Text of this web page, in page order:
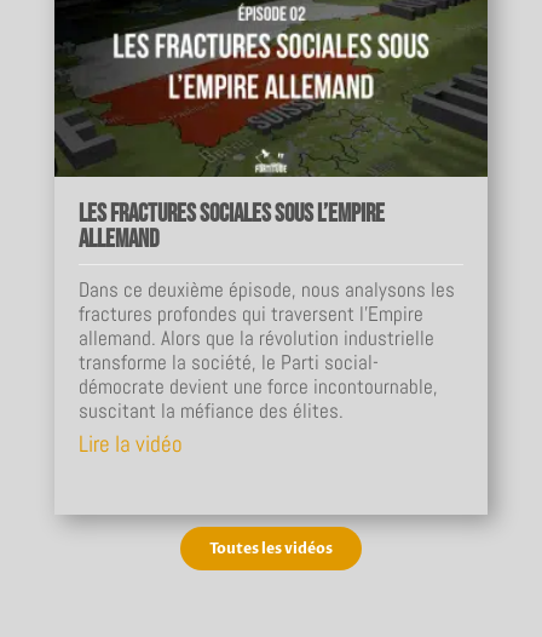
Les fractures sociales sous l’Empire
allemand
Dans ce deuxième épisode, nous analysons les
fractures profondes qui traversent l’Empire
allemand. Alors que la révolution industrielle
transforme la société, le Parti social-
démocrate devient une force incontournable,
suscitant la méfiance des élites.
Lire la vidéo
Toutes les vidéos